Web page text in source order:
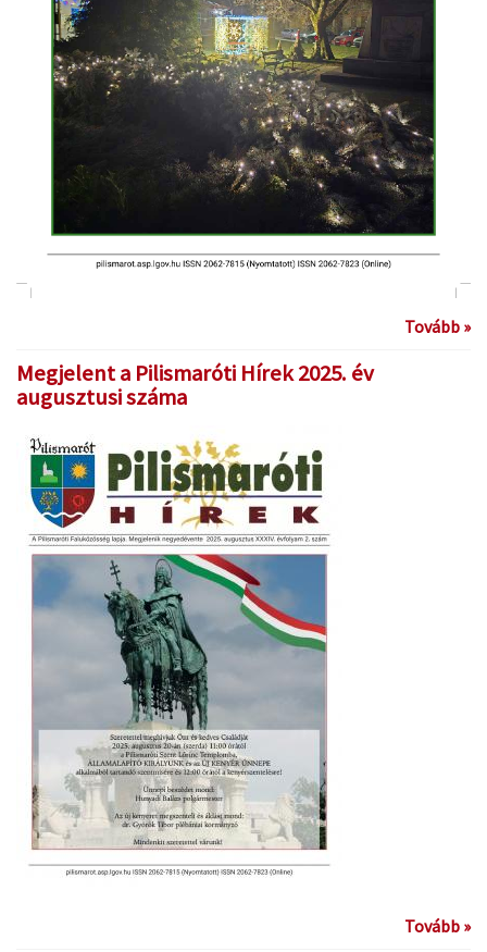
Tovább »
Megjelent a Pilismaróti Hírek 2025. év
augusztusi száma
Tovább »